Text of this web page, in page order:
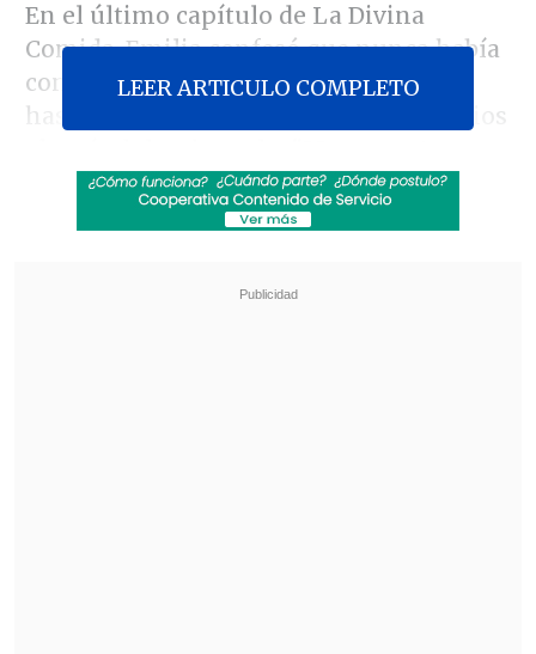
En el último capítulo de La Divina
Comida, Emilia confesó que nunca había
considerado postularse al Miss Chile
hasta que comenzó a recibir comentarios
desafiarmey lograr lo que quiero a
través de algo que quizás nace como un
realidad", comentó.
LEER ARTICULO COMPLETO